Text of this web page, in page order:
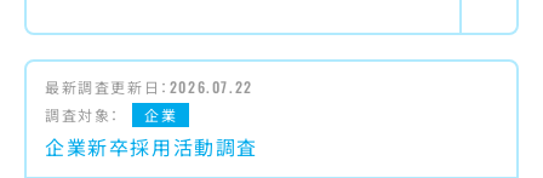
最新調査更新日： 2026.07.22
調査対象：
企業
企業新卒採用活動調査